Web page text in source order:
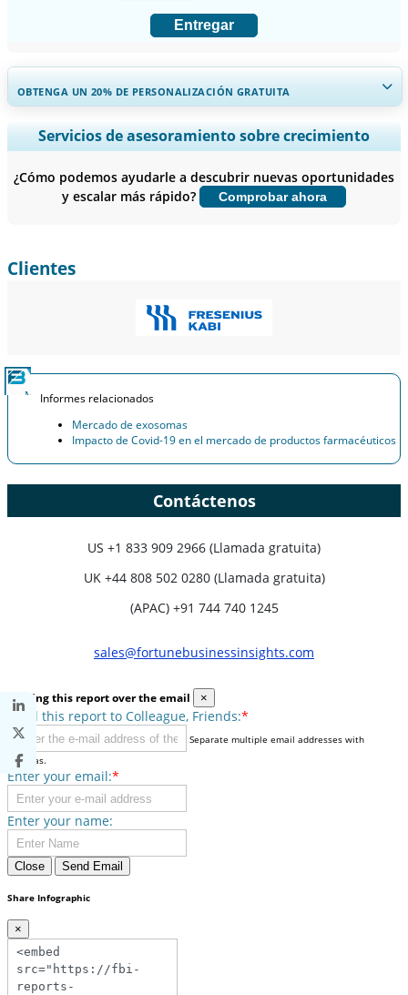
Entregar
OBTENGA UN 20% DE PERSONALIZACIÓN GRATUITA
Ampliar la cobertura regional y por país, Análisis de segmentos,
Perfiles de empresas, Benchmarking competitivo, e información
Personalizar ahora
Servicios de asesoramiento sobre crecimiento
¿Cómo podemos ayudarle a descubrir nuevas oportunidades
y escalar más rápido?
Comprobar ahora
Clientes
Informes relacionados
Mercado de exosomas
Impacto de Covid-19 en el mercado de productos farmacéuticos
Contáctenos
US +1 833 909 2966 (Llamada gratuita)
UK +44 808 502 0280 (Llamada gratuita)
(APAC) +91 744 740 1245
sales@fortunebusinessinsights.com
Sharing this report over the email ×
Send this report to Colleague, Friends:*
Separate multiple email addresses with
commas.
Enter your email:*
Enter your name:
Close Send Email
Share Infographic
×